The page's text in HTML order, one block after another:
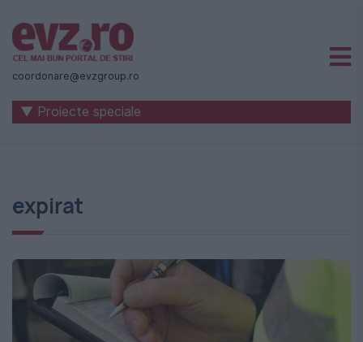
Știri
naționale
internaționale
-
Evenimentul
Zilei
coordonare@evzgroup.ro
▼ Proiecte speciale
expirat